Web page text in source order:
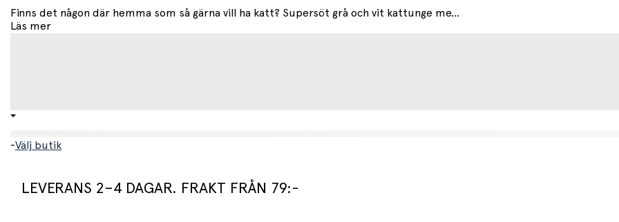
Finns det någon där hemma som så gärna vill ha katt? Supersöt grå och vit kattunge me...
Läs mer
-Välj butik
LEVERANS 2–4 DAGAR. FRAKT FRÅN 79:-